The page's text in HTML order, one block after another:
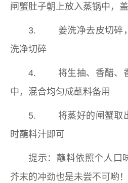
闸蟹肚子朝上放入蒸锅中，
3. 姜洗净去皮切碎，
洗净切碎
4. 将生抽、香醋、香
中，混合均匀成蘸料备用
5. 将蒸好的闸蟹取出
时蘸料汁即可
提示：蘸料依照个人口
芥末的冲劲也是未尝不可哟！